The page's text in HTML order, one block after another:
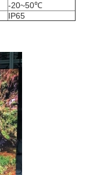
-20~50℃
IP65